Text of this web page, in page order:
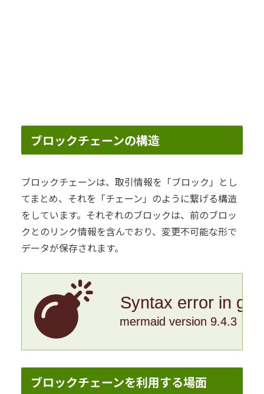
ブロックチェーンの構造
ブロックチェーンは、取引情報を「ブロック」とし
てまとめ、それを「チェーン」のように繋げる構造
をしています。それぞれのブロックは、前のブロッ
クとのリンク情報を含んでおり、変更不可能な形で
データが保存されます。
Syntax error in
mermaid version 9.4.3
ブロックチェーンを利用する場面